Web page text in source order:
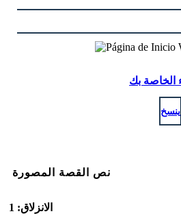
ينسخ
نص القصة المصورة
الانزلاق: 1